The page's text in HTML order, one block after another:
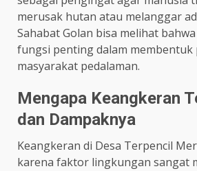
merusak hutan atau melanggar
Sahabat Golan bisa melihat
fungsi penting dalam membentuk
masyarakat pedalaman.
Mengapa Keangkeran
dan Dampaknya
Keangkeran di Desa Terpencil
karena faktor lingkungan sangat